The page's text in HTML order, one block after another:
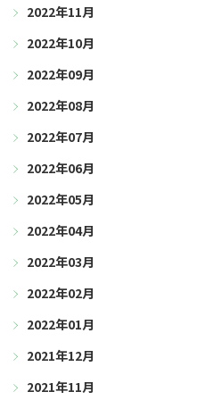
2022年11月
2022年10月
2022年09月
2022年08月
2022年07月
2022年06月
2022年05月
2022年04月
2022年03月
2022年02月
2022年01月
2021年12月
2021年11月